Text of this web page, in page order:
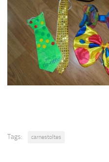
Tags: carnestoltes